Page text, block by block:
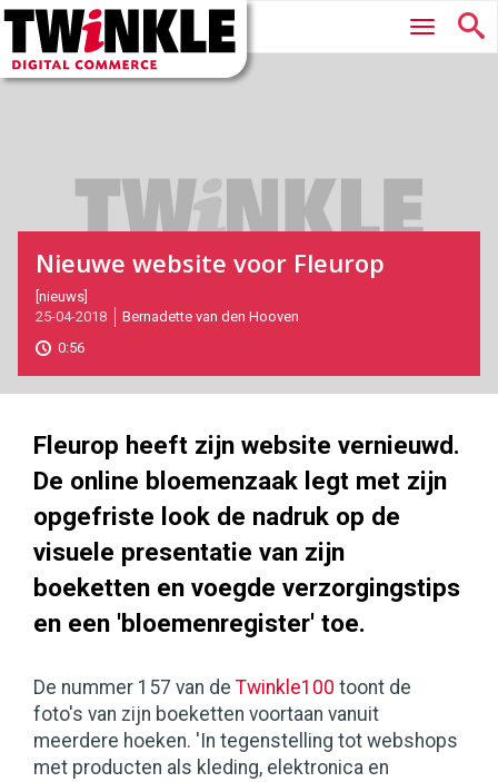
Twinkle
Digital
Commerce
Hoofdmenu
Nieuwe website voor Fleurop
2018-
04-
25T15:41:00
2018-
04-
[nieuws]
25-04-2018
Bernadette van den Hooven
0:56
Fleurop heeft zijn website vernieuwd.
De online bloemenzaak legt met zijn
opgefriste look de nadruk op de
visuele presentatie van zijn
boeketten en voegde verzorgingstips
en een 'bloemenregister' toe.
De nummer 157 van de Twinkle100 toont de
foto's van zijn boeketten voortaan vanuit
meerdere hoeken. 'In tegenstelling tot webshops
met producten als kleding, elektronica en